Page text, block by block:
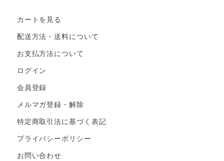
カートを見る
配送方法・送料について
お支払方法について
ログイン
会員登録
メルマガ登録・解除
特定商取引法に基づく表記
プライバシーポリシー
お問い合わせ